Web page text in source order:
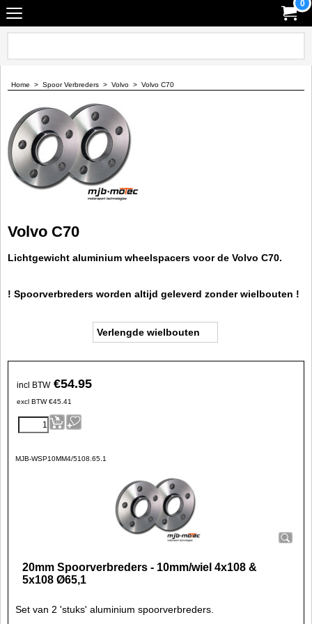
0
Home > Spoor Verbreders > Volvo > Volvo C70
Volvo C70
Lichtgewicht aluminium wheelspacers voor de Volvo C70.
! Spoorverbreders worden altijd geleverd zonder wielbouten !
Verlengde wielbouten
incl BTW €54.95
excl BTW €45.41
MJB-WSP10MM4/5108.65.1
20mm Spoorverbreders - 10mm/wiel 4x108 &
5x108 Ø65,1
Set van 2 'stuks' aluminium spoorverbreders.